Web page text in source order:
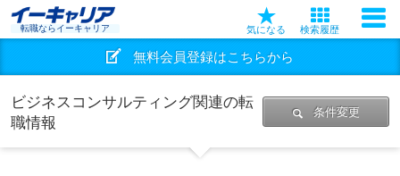
転職ならイーキャリア 気になる 検索履歴
無料会員登録はこちらから
ビジネスコンサルティング関連の転
職情報
条件変更